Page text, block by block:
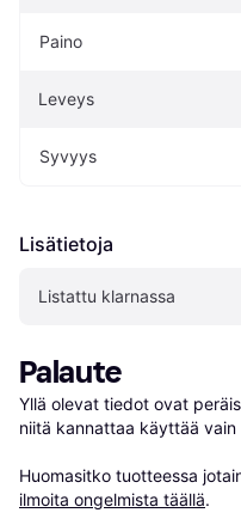
Paino
Leveys
Syvyys
Lisätietoja
Listattu klarnassa
Palaute
Yllä olevat tiedot ovat
niitä kannattaa käyttää vain
Huomasitko tuotteessa
ilmoita ongelmista täällä.